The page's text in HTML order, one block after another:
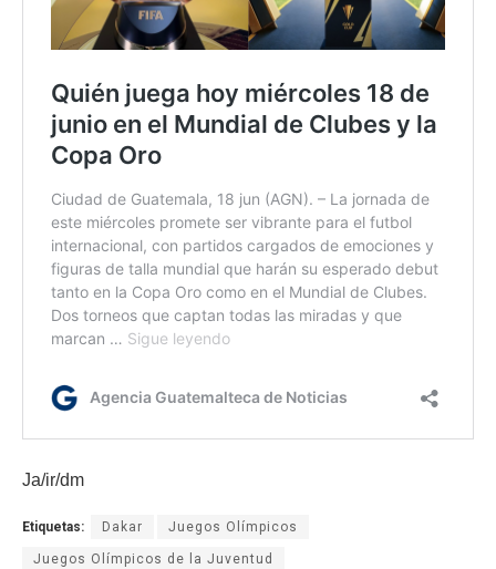
Ja/ir/dm
Etiquetas: Dakar Juegos Olímpicos
Juegos Olímpicos de la Juventud